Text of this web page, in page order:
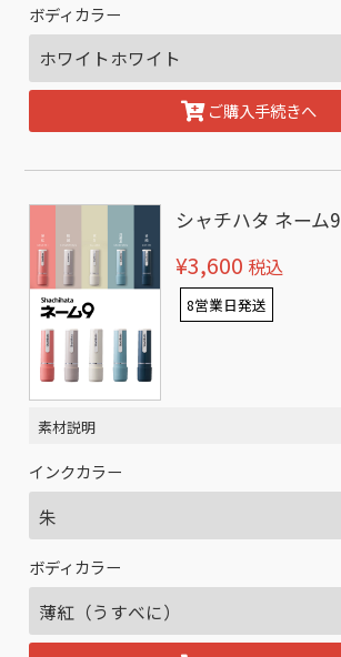
ボディカラー
ご購入手続きへ
シャチハタ ネーム9
¥3,600 税込
8営業日発送
素材説明
インクカラー
ボディカラー